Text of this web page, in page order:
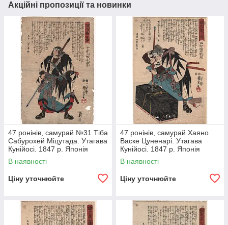
Акційні пропозиції та новинки
47 ронінів, самурай №31 Тіба
Сабурохей Міцутада. Утагава
Кунійосі. 1847 р. Японія
гравюру
В наявності
Ціну уточнюйте
47 ронінів, самурай Хаяно
Васке Цуненарі. Утагава
Кунійосі. 1847 р. Японія
гравюра
В наявності
Ціну уточнюйте